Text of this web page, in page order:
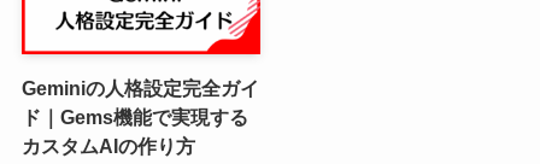
Geminiの人格設定完全ガイ
ド｜Gems機能で実現する
カスタムAIの作り方